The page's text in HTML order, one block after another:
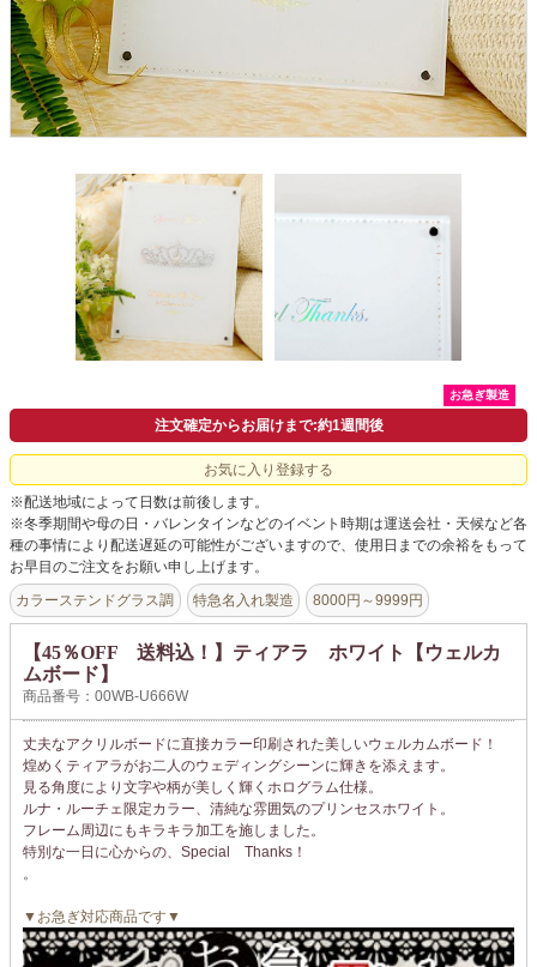
演出用品
内祝い 出産祝い
季節イベント特集
よくあるご質問
ドメイン指定受信について
無料サンプル・資料請求
お問合せ
お急ぎ製造
注文確定からお届けまで:約1週間後
お気に入り登録する
※配送地域によって日数は前後します。
※冬季期間や母の日・バレンタインなどのイベント時期は運送会社・天候など各
種の事情により配送遅延の可能性がございますので、使用日までの余裕をもって
お早目のご注文をお願い申し上げます。
カラーステンドグラス調 特急名入れ製造 8000円～9999円
【45％OFF 送料込！】ティアラ ホワイト【ウェルカ
ムボード】
商品番号：00WB-U666W
丈夫なアクリルボードに直接カラー印刷された美しいウェルカムボード！
煌めくティアラがお二人のウェディングシーンに輝きを添えます。
見る角度により文字や柄が美しく輝くホログラム仕様。
ルナ・ルーチェ限定カラー、清純な雰囲気のプリンセスホワイト。
フレーム周辺にもキラキラ加工を施しました。
特別な一日に心からの、Special Thanks！
。
▼お急ぎ対応商品です▼